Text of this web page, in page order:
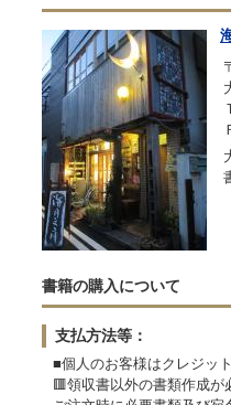
書籍の購入について
支払方法等：
■個人のお客様はクレジッ
🟥領収書以外の書類作成が